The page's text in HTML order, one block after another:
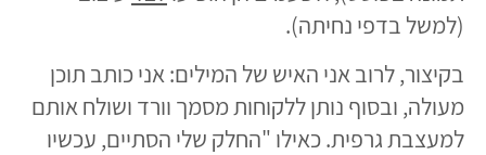
(למשל בדפי נחיתה).
בקיצור, לרוב אני האיש של המילים: אני כותב תוכן
מעולה, ובסוף נותן ללקוחות מסמך וורד ושולח אותם
למעצבת גרפית. כאילו "החלק שלי הסתיים, עכשיו